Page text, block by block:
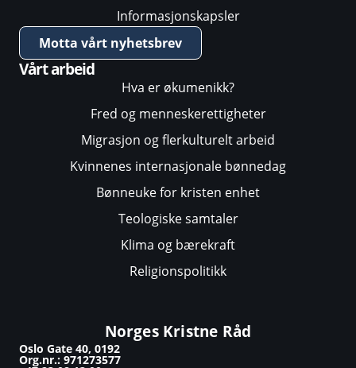
Informasjonskapsler
Motta vårt nyhetsbrev
Vårt arbeid
Hva er økumenikk?
Fred og menneskerettigheter
Migrasjon og flerkulturelt arbeid
Kvinnenes internasjonale bønnedag
Bønneuke for kristen enhet
Teologiske samtaler
Klima og bærekraft
Religionspolitikk
Norges Kristne Råd
Oslo Gate 40, 0192
Org.nr.: 971273577